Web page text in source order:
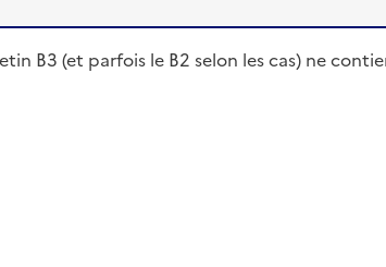
B3 (et parfois le B2 selon les cas) ne